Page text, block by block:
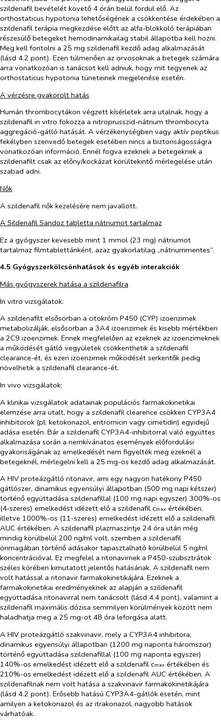
szildenafil bevételét követő 4 órán belül fordul elő. Az
orthostaticus hypotonia lehetőségének a csökkentése érdekében a
szildenafil terápia megkezdése előtt az alfa-blokkoló terápiában
részesülő betegeket hemodinamikailag stabil állapotba kell hozni.
Meg kell fontolni a 25 mg szildenafil kezdő adag alkalmazását
(lásd 4.2 pont). Ezen túlmenően az orvosoknak a betegek számára
arra vonatkozóan is tanácsot kell adniuk, hogy mit tegyenek az
orthostaticus hypotonia tüneteinek megjelenése esetén.
A vérzésre gyakorolt hatás
Humán thrombocytákon végzett kísérletek arra utalnak, hogy a
szildenafil in vitro fokozza a nitroprusszid-nátrium thrombocyta
aggregáció-gátló hatását. A vérzékenységben vagy aktív peptikus
fekélyben szenvedő betegek esetében nincs a biztonságosságra
vonatkozóan információ. Ennél fogva ezeknek a betegeknek a
szildenafilt csak az előny/kockázat körültekintő mérlegelése után
szabad adni.
Nők
A szildenafil nők kezelésére nem javallott.
A Sildenafil Sandoz tabletta nátriumot tartalmaz
Ez a gyógyszer kevesebb mint 1 mmol (23 mg) nátriumot
tartalmaz filmtablettánként, azaz gyakorlatilag „nátriummentes”.
4.5 Gyógyszerkölcsönhatások és egyéb interakciók
Más gyógyszerek hatása a szildenafilra
In vitro vizsgálatok:
A szildenafilt elsősorban a citokróm P450 (CYP) izoenzimek
metabolizálják, elsősorban a 3A4 izoenzimek és kisebb mértékben
a 2C9 izoenzimek. Ennek megfelelően az ezeknek az izoenzimeknek
a működését gátló vegyületek csökkenthetik a szildenafil
clearance-ét, és ezen izoenzimek működését serkentők pedig
növelhetik a szildenafil clearance-ét.
In vivo vizsgálatok:
A klinikai vizsgálatok adatainak populációs farmakokinetikai
elemzése arra utalt, hogy a szildenafil clearence csökken CYP3A4
inhibitorok (pl. ketokonazol, eritromicin vagy cimetidin) egyidejű
adása esetén. Bár a szildenafil CYP3A4-inhibitorral való együttes
alkalmazása során a nemkívánatos események előfordulási
gyakoriságának az emelkedését nem figyelték meg ezeknél a
betegeknél, mérlegelni kell a 25 mg-os kezdő adag alkalmazását.
A HIV proteázgátló ritonavir, ami egy nagyon hatékony P450
gátlószer, dinamikus egyensúlyi állapotban (500 mg napi kétszer)
történő együttadása szildenafillal (100 mg napi egyszer) 300%-os
(4‑szeres) emelkedést idézett elő a szildenafil cmax értékében,
illetve 1000%-os (11-szeres) emelkedést idézett elő a szildenafil
AUC értékében. A szildenafil plazmaszintje 24 óra után még
mindig körülbelül 200 ng/ml volt, szemben a szildenafil
önmagában történő adásakor tapasztalható körülbelül 5 ng/ml
koncentrációval. Ez megfelel a ritonavirnek a P450-szubsztrátok
széles körében kimutatott jelentős hatásának. A szildenafil nem
volt hatással a ritonavir farmakokinetikájára. Ezeknek a
farmakokinetikai eredményeknek az alapján a szildenafil
együttadása ritonavirral nem tanácsolt (lásd 4.4 pont), valamint a
szildenafil maximális dózisa semmilyen körülmények között nem
haladhatja meg a 25 mg-ot 48 óra leforgása alatt.
A HIV proteázgátló szakvinavir, mely a CYP3A4 inhibitora,
dinamikus egyensúlyi állapotban (1200 mg naponta háromszor)
történő együttadása szildenafillal (100 mg naponta egyszer)
140%-os emelkedést idézett elő a szildenafil cmax értékében és
210%-os emelkedést idézett elő a szildenafil AUC értékében. A
szildenafilnak nem volt hatása a szakvinavir farmakokinetikájára
(lásd 4.2 pont). Erősebb hatású CYP3A4-gátlók esetén, mint
amilyen a ketokonazol és az itrakonazol, nagyobb hatások
várhatóak.